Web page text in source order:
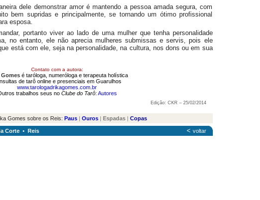
dele demonstrar amor é mantendo a pessoa amada segura, com
bem supridas e principalmente, se tornando um ótimo profissional
esposa.
portanto viver ao lado de uma mulher que tenha personalidade
no entanto, ele não aprecia mulheres submissas e servis, pois ele
está com ele, seja na personalidade, na cultura, nos dons ou em sua
Contato com a autora:
Gomes é taróloga, numeróloga e terapeuta holística
de tarô online e presenciais em Guarulhos
www.tarologadrikagomes.com.br
trabalhos seus no Clube do Tarô: Autores
Edição: CKR – 25/02/2014
Gomes sobre os Reis: Paus| Ouros| Espadas| Copas
Corte • Reis < voltar